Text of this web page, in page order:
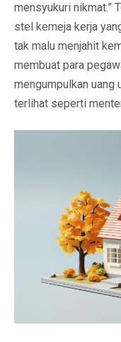
mensyukuri nikmat.”
stel kemeja kerja
tak malu menjahit
membuat para
mengumpulkan uang
terlihat seperti